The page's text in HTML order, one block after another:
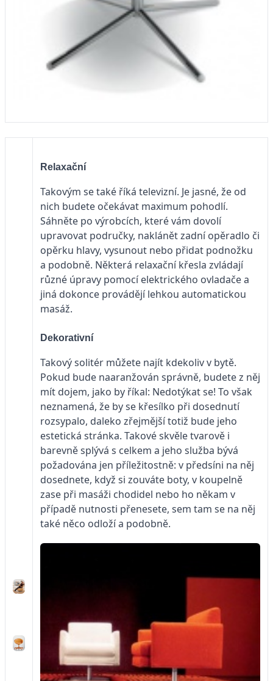
Relaxační
Takovým se také říká televizní. Je jasné, že od
nich budete očekávat maximum pohodlí.
Sáhněte po výrobcích, které vám dovolí
upravovat područky, naklánět zadní opěradlo či
opěrku hlavy, vysunout nebo přidat podnožku
a podobně. Některá relaxační křesla zvládají
různé úpravy pomocí elektrického ovladače a
jiná dokonce provádějí lehkou automatickou
masáž.
Dekorativní
Takový solitér můžete najít kdekoliv v bytě.
Pokud bude naaranžován správně, budete z něj
mít dojem, jako by říkal: Nedotýkat se! To však
neznamená, že by se křesílko při dosednutí
rozsypalo, daleko zřejmější totiž bude jeho
estetická stránka. Takové skvěle tvarově i
barevně splývá s celkem a jeho služba bývá
požadována jen příležitostně: v předsíni na něj
dosednete, když si zouváte boty, v koupelně
zase při masáži chodidel nebo ho někam v
případě nutnosti přenesete, sem tam se na něj
také něco odloží a podobně.